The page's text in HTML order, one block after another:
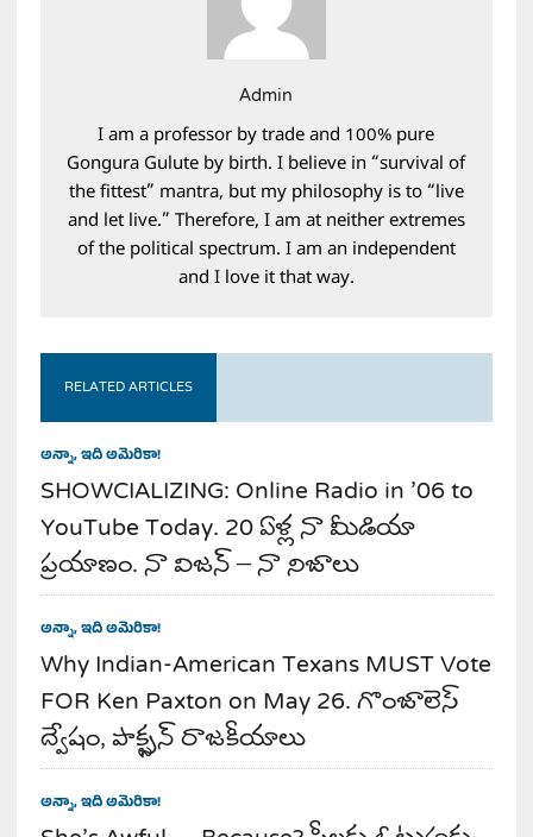
Admin
I am a professor by trade and 100% pure
Gongura Gulute by birth. I believe in “survival of
the fittest” mantra, but my philosophy is to “live
and let live.” Therefore, I am at neither extremes
of the political spectrum. I am an independent
and I love it that way.
RELATED ARTICLES
అన్నా, ఇది అమెరికా!
SHOWCIALIZING: Online Radio in ’06 to
YouTube Today. 20 ఏళ్ల నా మీడియా
ప్రయాణం. నా విజన్ – నా నిజాలు
అన్నా, ఇది అమెరికా!
Why Indian-American Texans MUST Vote
FOR Ken Paxton on May 26. గొంజాలెస్
ద్వేషం, పాక్స్టన్ రాజకీయాలు
అన్నా, ఇది అమెరికా!